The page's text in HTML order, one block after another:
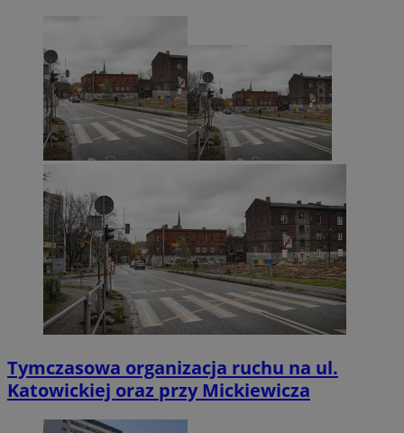
Tymczasowa organizacja ruchu na ul.
Katowickiej oraz przy Mickiewicza